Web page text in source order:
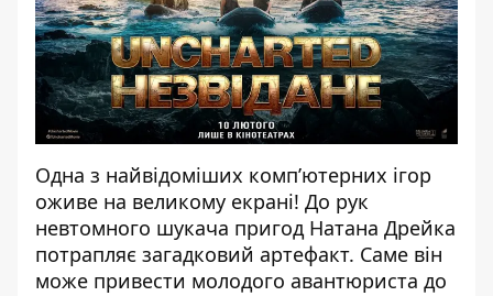
Одна з найвідоміших комп’ютерних ігор
оживе на великому екрані! До рук
невтомного шукача пригод Натана Дрейка
потрапляє загадковий артефакт. Саме він
може привести молодого авантюриста до